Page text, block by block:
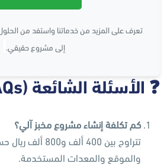
تعرف على المزيد من خدماتنا واستفد من
إلى مشروع حقيقي.
❓ الأسئلة الشائعة (FAQs)
كم تكلفة إنشاء مشروع مخبز آلي؟
تتراوح بين 400 ألف
والموقع والمعدات المستخدمة.